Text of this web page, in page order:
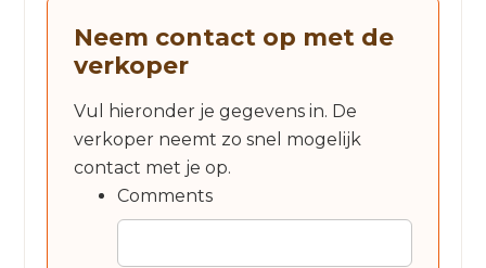
Neem contact op met de
verkoper
Vul hieronder je gegevens in. De
verkoper neemt zo snel mogelijk
contact met je op.
Comments